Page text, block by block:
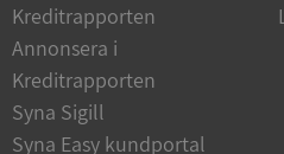
Kreditrapporten
Annonsera i
Kreditrapporten
Syna Sigill
Syna Easy kundportal
__RequestVerificationToken